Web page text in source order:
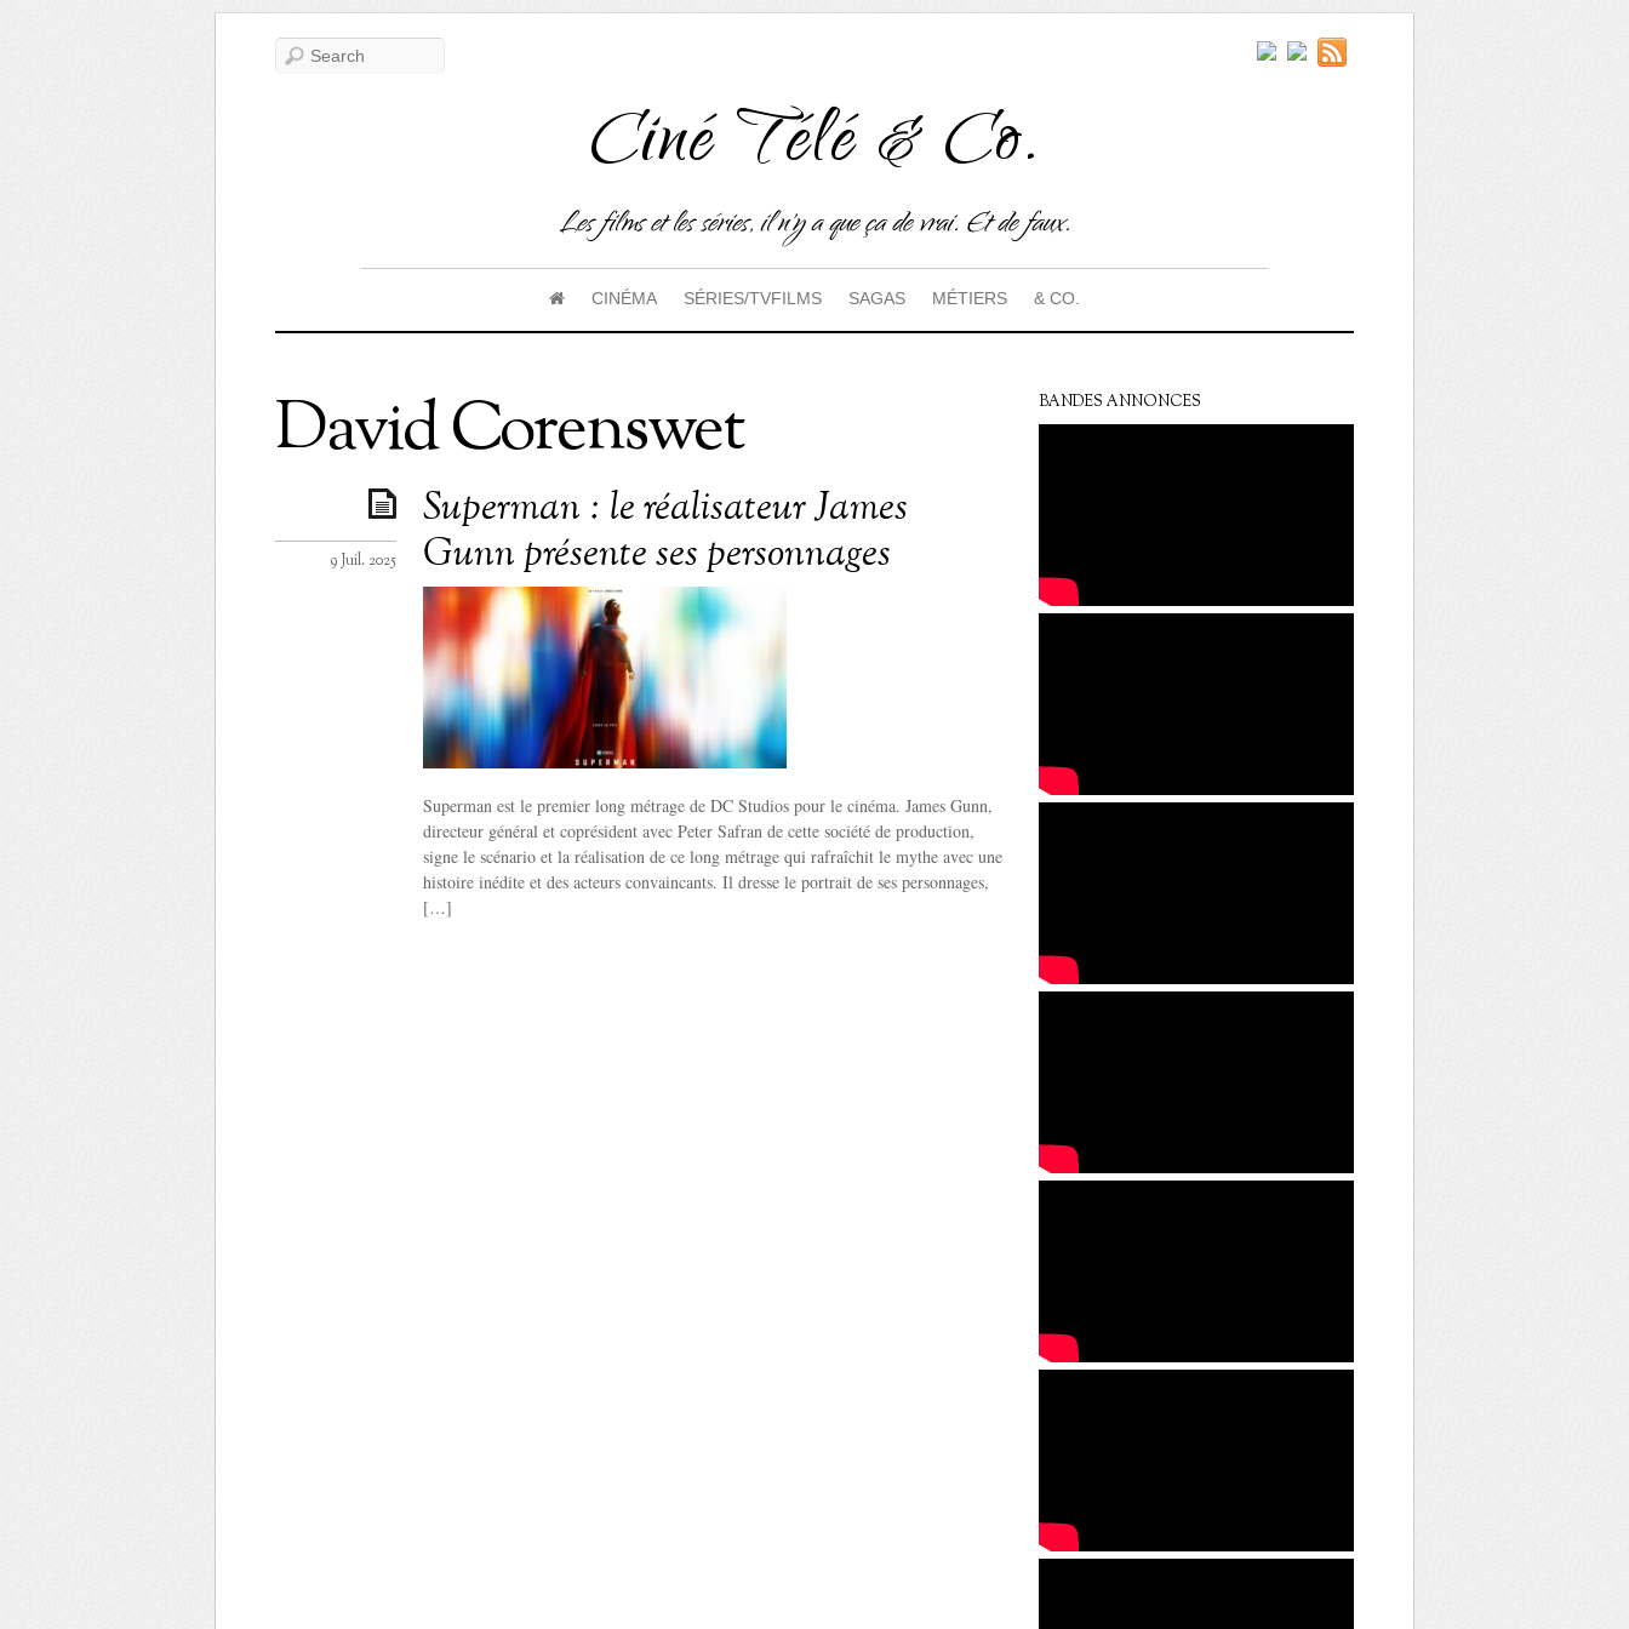
Ciné Télé & Co.
Les films et les séries, il n'y a que ça de vrai. Et de faux.
CINÉMA SÉRIES/TVFILMS SAGAS MÉTIERS & CO.
David Corenswet
Superman : le réalisateur James
Gunn présente ses personnages
9 Juil. 2025
Superman est le premier long métrage de DC Studios pour le cinéma. James Gunn,
directeur général et coprésident avec Peter Safran de cette société de production,
signe le scénario et la réalisation de ce long métrage qui rafraîchit le mythe avec une
histoire inédite et des acteurs convaincants. Il dresse le portrait de ses personnages,
[…]
BANDES ANNONCES